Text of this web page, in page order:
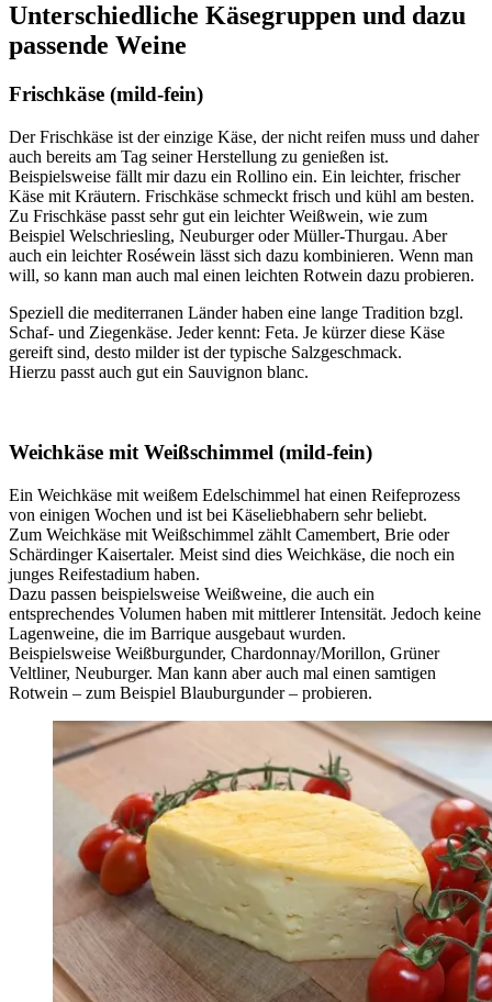
Unterschiedliche Käsegruppen und dazu
passende Weine
Frischkäse (mild-fein)
Der Frischkäse ist der einzige Käse, der nicht reifen muss und daher
auch bereits am Tag seiner Herstellung zu genießen ist.
Beispielsweise fällt mir dazu ein Rollino ein. Ein leichter, frischer
Käse mit Kräutern. Frischkäse schmeckt frisch und kühl am besten.
Zu Frischkäse passt sehr gut ein leichter Weißwein, wie zum
Beispiel Welschriesling, Neuburger oder Müller-Thurgau. Aber
auch ein leichter Roséwein lässt sich dazu kombinieren. Wenn man
will, so kann man auch mal einen leichten Rotwein dazu probieren.
Speziell die mediterranen Länder haben eine lange Tradition bzgl.
Schaf- und Ziegenkäse. Jeder kennt: Feta. Je kürzer diese Käse
gereift sind, desto milder ist der typische Salzgeschmack.
Hierzu passt auch gut ein Sauvignon blanc.
Weichkäse mit Weißschimmel (mild-fein)
Ein Weichkäse mit weißem Edelschimmel hat einen Reifeprozess
von einigen Wochen und ist bei Käseliebhabern sehr beliebt.
Zum Weichkäse mit Weißschimmel zählt Camembert, Brie oder
Schärdinger Kaisertaler. Meist sind dies Weichkäse, die noch ein
junges Reifestadium haben.
Dazu passen beispielsweise Weißweine, die auch ein
entsprechendes Volumen haben mit mittlerer Intensität. Jedoch keine
Lagenweine, die im Barrique ausgebaut wurden.
Beispielsweise Weißburgunder, Chardonnay/Morillon, Grüner
Veltliner, Neuburger. Man kann aber auch mal einen samtigen
Rotwein – zum Beispiel Blauburgunder – probieren.